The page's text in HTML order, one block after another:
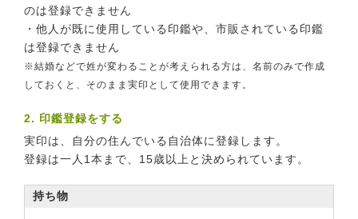
のは登録できません
・他人が既に使用している印鑑や、市販されている印鑑
は登録できません
※結婚などで姓が変わることが考えられる方は、名前のみで作成
しておくと、そのまま実印として使用できます。
2. 印鑑登録をする
実印は、自分の住んでいる自治体に登録します。
登録は一人1本まで、15歳以上と決められています。
持ち物